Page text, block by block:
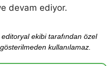
devam ediyor.
ekibi tarafından özel
kullanılamaz.